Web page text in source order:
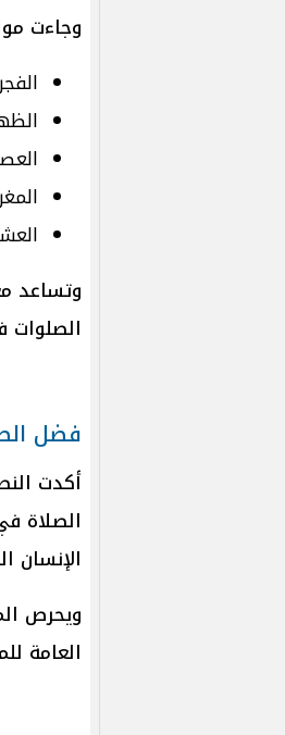
وجاءت
الفجر: 4:30
الظهر:
العصر:
المغرب:
العشاء:
وتساعد
الصلوات
فضل
أكدت
الصلاة
الإنسان
ويحرص
العامة